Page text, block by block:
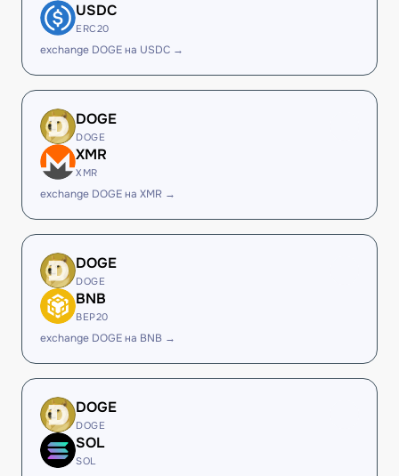
USDC
ERC20
exchange DOGE на USDC →
DOGE
DOGE
XMR
XMR
exchange DOGE на XMR →
DOGE
DOGE
BNB
BEP20
exchange DOGE на BNB →
DOGE
DOGE
SOL
SOL